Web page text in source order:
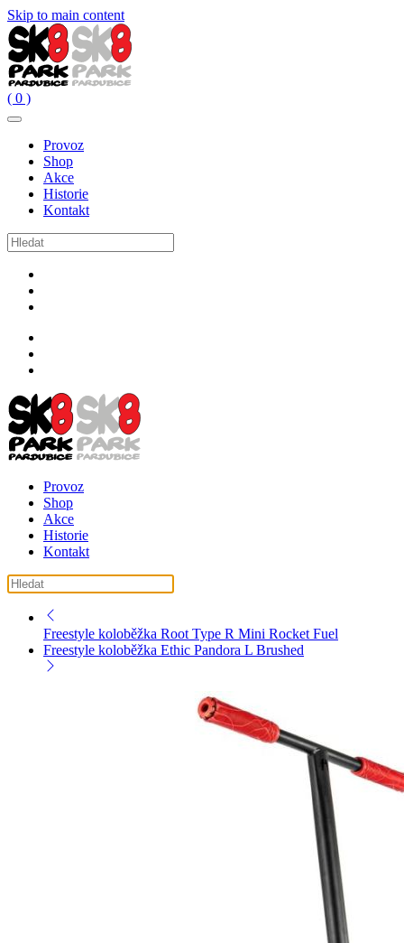
Skip to main content
( 0 )
Provoz
Shop
Akce
Historie
Kontakt
Provoz
Shop
Akce
Historie
Kontakt
Freestyle koloběžka Root Type R Mini Rocket Fuel
Freestyle koloběžka Ethic Pandora L Brushed